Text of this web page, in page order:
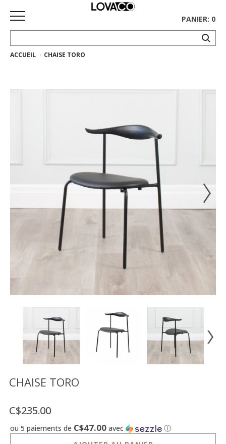
ACCUEIL
Tapis
démonstrateurs
Luminaires
DE
SOUHAITS
US
PANIER: 0
ACCUEIL CHAISE TORO
CHAISE TORO
C$235.00
ou 5 paiements de C$47.00 avec
ⓘ